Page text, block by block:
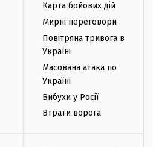
Карта бойових дій
Мирні переговори
Повітряна тривога в
Україні
Масована атака по
Україні
Вибухи у Росії
Втрати ворога